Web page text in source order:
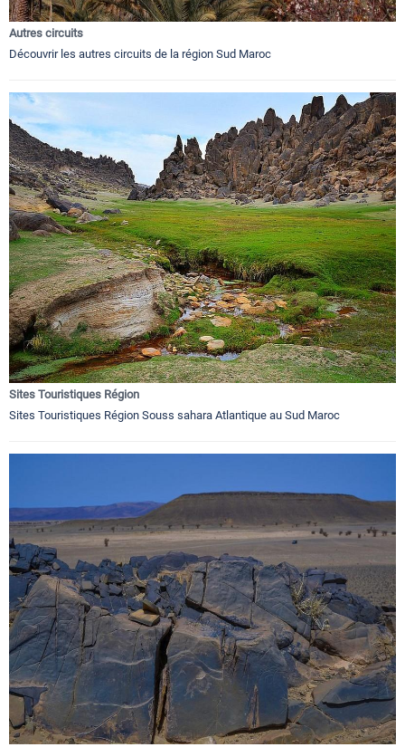
Autres circuits
Découvrir les autres circuits de la région Sud Maroc
Sites Touristiques Région
Sites Touristiques Région Souss sahara Atlantique au Sud Maroc